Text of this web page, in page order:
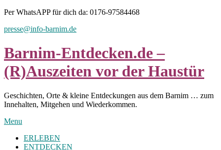
Skip
content
Per WhatsAPP für dich da: 0176-97584468
presse@info-barnim.de
Barnim-Entdecken.de –
(R)Auszeiten vor der Haustür
Geschichten, Orte & kleine Entdeckungen aus dem Barnim … zum
Innehalten, Mitgehen und Wiederkommen.
Menu
ERLEBEN
ENTDECKEN